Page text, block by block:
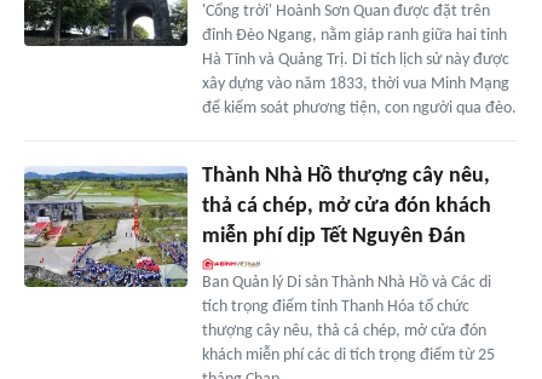
'Cổng trời' Hoành Sơn Quan được đặt trên
đỉnh Đèo Ngang, nằm giáp ranh giữa hai tỉnh
Hà Tĩnh và Quảng Trị. Di tích lịch sử này được
xây dựng vào năm 1833, thời vua Minh Mạng
để kiểm soát phương tiện, con người qua đèo.
Thành Nhà Hồ thượng cây nêu,
thả cá chép, mở cửa đón khách
miễn phí dịp Tết Nguyên Đán
Ban Quản lý Di sản Thành Nhà Hồ và Các di
tích trọng điểm tỉnh Thanh Hóa tổ chức
thượng cây nêu, thả cá chép, mở cửa đón
khách miễn phí các di tích trọng điểm từ 25